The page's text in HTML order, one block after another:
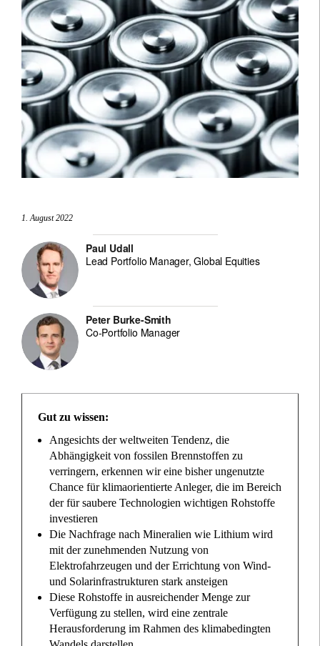
1. August 2022
Paul Udall
Lead Portfolio Manager, Global Equities
Peter Burke-Smith
Co-Portfolio Manager
Gut zu wissen:
Angesichts der weltweiten Tendenz, die
Abhängigkeit von fossilen Brennstoffen zu
verringern, erkennen wir eine bisher ungenutzte
Chance für klimaorientierte Anleger, die im Bereich
der für saubere Technologien wichtigen Rohstoffe
investieren
Die Nachfrage nach Mineralien wie Lithium wird
mit der zunehmenden Nutzung von
Elektrofahrzeugen und der Errichtung von Wind-
und Solarinfrastrukturen stark ansteigen
Diese Rohstoffe in ausreichender Menge zur
Verfügung zu stellen, wird eine zentrale
Herausforderung im Rahmen des klimabedingten